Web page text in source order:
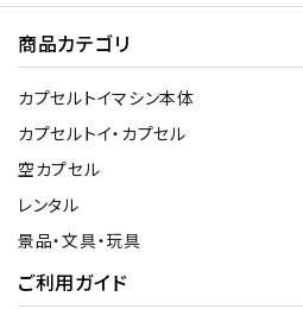
商品カテゴリ
カプセルトイマシン本体
カプセルトイ・カプセル
空カプセル
レンタル
景品・文具・玩具
ご利用ガイド